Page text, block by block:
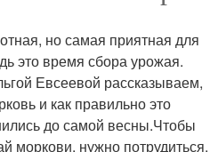
но самая приятная для
это время сбора урожая.
Евсеевой рассказываем,
и как правильно это
до самой весны.Чтобы
моркови, нужно потрудиться.